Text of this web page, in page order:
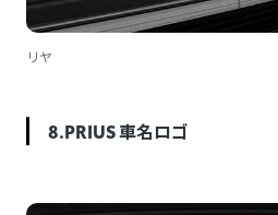
リヤ
8.PRIUS 車名ロゴ